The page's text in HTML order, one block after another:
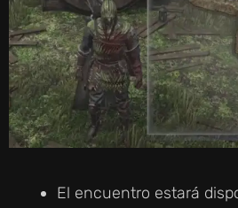
El encuentro estará